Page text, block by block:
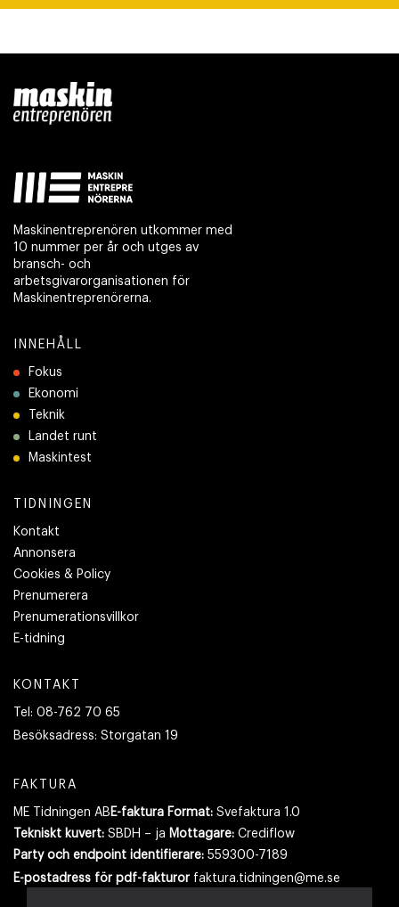
Maskinentreprenören utkommer med
10 nummer per år och utges av
bransch- och
arbetsgivarorganisationen för
Maskinentreprenörerna.
INNEHÅLL
Fokus
Ekonomi
Teknik
Landet runt
Maskintest
TIDNINGEN
Kontakt
Annonsera
Cookies & Policy
Prenumerera
Prenumerationsvillkor
E-tidning
KONTAKT
Tel: 08-762 70 65
Besöksadress: Storgatan 19
FAKTURA
ME Tidningen AB E-faktura Format: Svefaktura 1.0
Tekniskt kuvert: SBDH – ja Mottagare: Crediflow
Party och endpoint identifierare: 559300-7189
E-postadress för pdf-fakturor faktura.tidningen@me.se